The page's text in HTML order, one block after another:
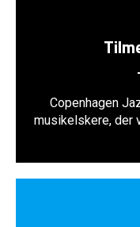
Copenhagen
musikelskere, der